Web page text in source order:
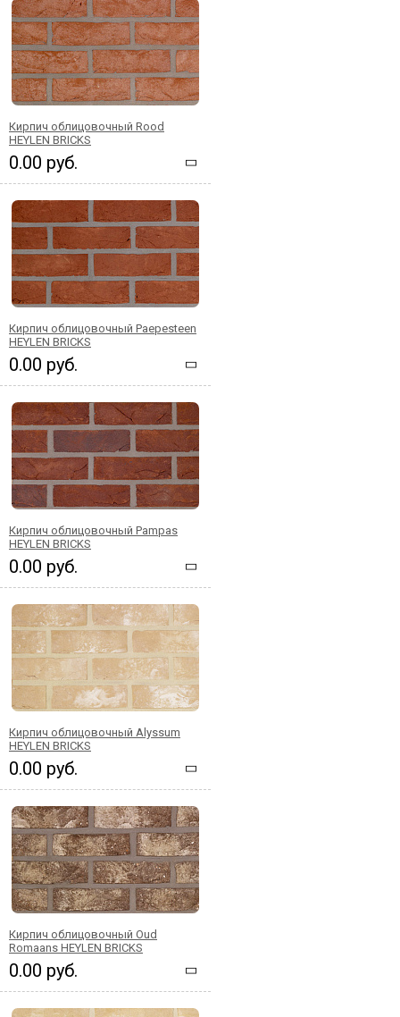
Кирпич облицовочный Rood
HEYLEN BRICKS
0.00 руб.
Кирпич облицовочный Paepesteen
HEYLEN BRICKS
0.00 руб.
Кирпич облицовочный Pampas
HEYLEN BRICKS
0.00 руб.
Кирпич облицовочный Alyssum
HEYLEN BRICKS
0.00 руб.
Кирпич облицовочный Oud
Romaans HEYLEN BRICKS
0.00 руб.